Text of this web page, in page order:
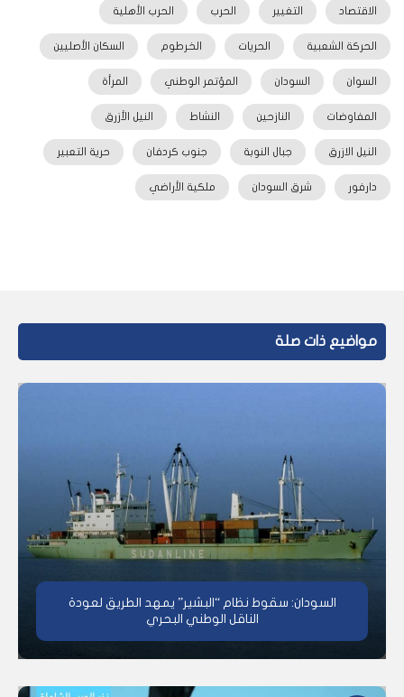
الاقتصاد التغيير الحرب الحرب الأهلية
الحركة الشعبية الحريات الخرطوم السكان الأصليين
السوان السودان المؤتمر الوطني المرأة
المفاوضات النازحين النشاط النيل الأزرق
النيل الازرق جبال النوبة جنوب كردفان حرية التعبير
دارفور شرق السودان ملكية الأراضي
مواضيع ذات صلة
السودان: سقوط نظام “البشير” يمهد الطريق لعودة
الناقل الوطني البحري